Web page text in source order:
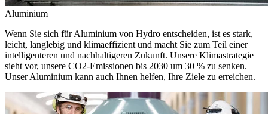
Aluminium
Wenn Sie sich für Aluminium von Hydro entscheiden, ist es stark,
leicht, langlebig und klimaeffizient und macht Sie zum Teil einer
intelligenteren und nachhaltigeren Zukunft. Unsere Klimastrategie
sieht vor, unsere CO2-Emissionen bis 2030 um 30 % zu senken.
Unser Aluminium kann auch Ihnen helfen, Ihre Ziele zu erreichen.